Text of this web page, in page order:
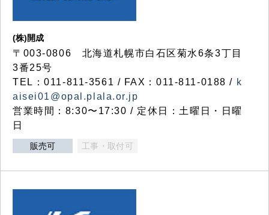
(株)開成
〒003-0806 北海道札幌市白石区菊水6条3丁目
3番25号
TEL：011-811-3561 / FAX：011-811-0188 / k
aisei01@opal.plala.or.jp
営業時間：8:30〜17:30 / 定休日：土曜日・日曜
日
販売可 工事・取付可